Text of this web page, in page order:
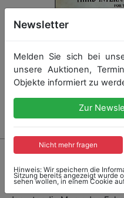
1020 - VANDERBILT CUP
1906, Rennprogramm
International Race for the
150 Seiten, zahlreich
Newsletter
Melden Sie sich bei
unsere Auktionen,
Objekte informiert zu
Zur
Nicht mehr fragen
Hinweis: Wir speichern die
Sitzung bereits angezeigt wurde
sehen wollen, in einem Cookie